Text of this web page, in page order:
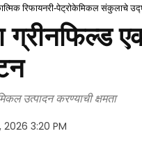
रिफायनरी-पेट्रोकेमिकल संकुलाचे
ग्रीनफिल्ड
उत्पादन करण्याची क्षमता
2026 3:20 PM